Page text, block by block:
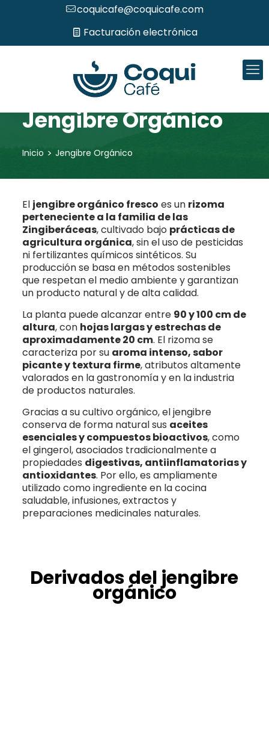
coquicafe@coquicafe.com
Facturación electrónica
Jengibre Orgánico
Inicio > Jengibre Orgánico
El jengibre orgánico fresco es un rizoma
perteneciente a la familia de las
Zingiberáceas, cultivado bajo prácticas de
agricultura orgánica, sin el uso de pesticidas
ni fertilizantes químicos sintéticos. Su
producción se basa en métodos sostenibles
que respetan el medio ambiente y garantizan
un producto natural y de alta calidad.
La planta puede alcanzar entre 90 y 100 cm de
altura, con hojas largas y estrechas de
aproximadamente 20 cm. El rizoma se
caracteriza por su aroma intenso, sabor
picante y textura firme, atributos altamente
valorados en la gastronomía y en la industria
de productos naturales.
Gracias a su cultivo orgánico, el jengibre
conserva de forma natural sus aceites
esenciales y compuestos bioactivos, como
el gingerol, asociados tradicionalmente a
propiedades digestivas, antiinflamatorias y
antioxidantes. Por ello, es ampliamente
utilizado como ingrediente en la cocina
saludable, infusiones, extractos y
preparaciones medicinales naturales.
Derivados del jengibre
orgánico